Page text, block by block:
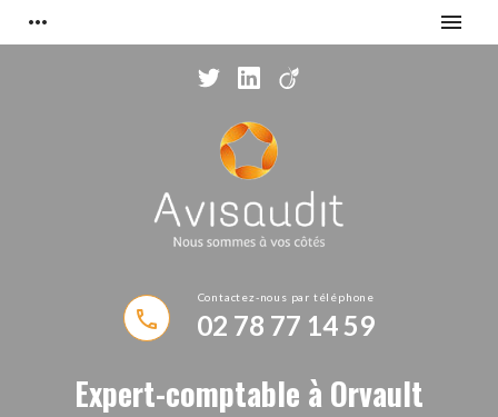
more_horiz menu
phone 02 78 77 14 59
Expert-comptable à Orvault